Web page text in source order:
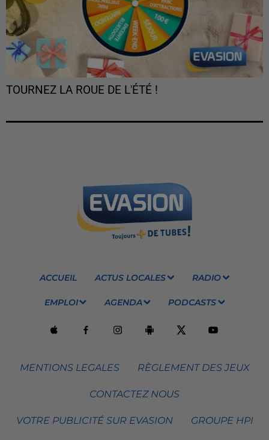
TOURNEZ LA ROUE DE L'ÉTÉ !
ACCUEIL ACTUS LOCALES RADIO
EMPLOI AGENDA PODCASTS
MENTIONS LEGALES RÈGLEMENT DES JEUX
CONTACTEZ NOUS
VOTRE PUBLICITÉ SUR EVASION GROUPE HPI